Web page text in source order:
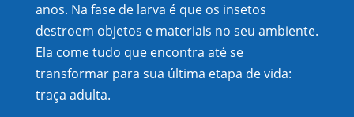
anos. Na fase de larva é que os insetos
destroem objetos e materiais no seu ambiente.
Ela come tudo que encontra até se
transformar para sua última etapa de vida:
traça adulta.